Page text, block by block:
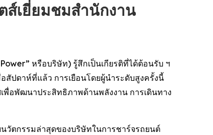
ส์เยี่ยมชมสำนักงาน
หรือบริษัท) รู้สึกเป็นเกียรติที่ได้ต้อนรับ ฯ
สัปดาห์ที่แล้ว การเยือนโดยผู้นำระดับสูงครั้งนี้
พื่อพัฒนาประสิทธิภาพด้านพลังงาน การเดินทาง
วัตกรรมล่าสุดของบริษัทในการชาร์จรถยนต์